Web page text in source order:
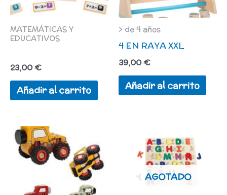
MATEMÁTICAS Y
EDUCATIVOS
23,00€
Añadir al carrito
> de 4 años
4 EN RAYA XXL
39,00€
Añadir al carrito
producto
múltiplesAGOTADO